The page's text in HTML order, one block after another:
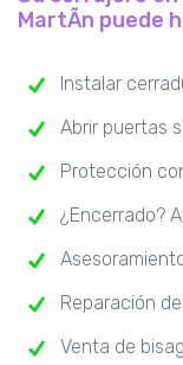
MartÃn puede
Instalar
Abrir puertas
Protección
¿Encerrado?
Reparación
Venta de